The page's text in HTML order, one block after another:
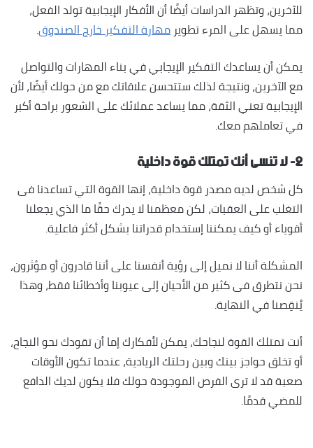
للآخرين، وتظهر الدراسات أيضًا أن الأفكار الإيجابية تولد الفعل،
مما يسهل على المرء تطوير مهارة التفكير خارج الصندوق.
يمكن أن يساعدك التفكير الإيجابي في بناء المهارات والتواصل
مع الآخرين، ونتيجة لذلك ستتحسن علاقاتك مع من حولك أيضًا، لأن
الإيجابية تعني الثقة، مما يساعد عملائك على الشعور براحة أكبر
في تعاملهم معك.
٢- لا تنسى أنك تمتلك قوة داخلية
كل شخص لديه مصدر قوة داخلية، إنها القوة التي تساعدنا فى
التغلب على العقبات، لكن معظمنا لا يدرك حقًا ما الذي يجعلنا
أقوياء أو كيف يمكننا إستخدام قدراتنا بشكل أكثر فاعلية.
المشكلة أننا لا نميل إلى رؤية أنفسنا على أننا قادرون أو مؤثرون،
نحن نتطرق فى كثير من الأحيان إلى عيوبنا وأخطائنا فقط، وهذا
يُنقِصنا في النهاية.
أنت تمتلك القوة لنجاحك، يمكن لأفكارك إما أن تقودك نحو النجاح،
أو تخلق حواجز بينك وبين رحلتك الريادية، عندما تكون الأوقات
صعبة قد لا ترى الفرص الموجودة حولك فلا يكون لديك الدافع
للمضي قدمًا.